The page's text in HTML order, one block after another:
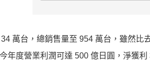
萬台，總銷售量至 954 萬台，雖然比
年度營業利潤可達 500 億日圓，淨獲